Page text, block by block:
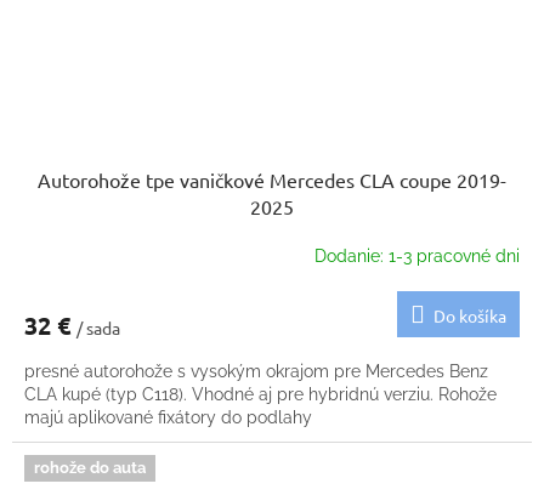
Autorohože tpe vaničkové Mercedes CLA coupe 2019-
2025
Dodanie: 1-3 pracovné dni
32 € / sada
Do košíka
presné autorohože s vysokým okrajom pre Mercedes Benz
CLA kupé (typ C118). Vhodné aj pre hybridnú verziu. Rohože
majú aplikované fixátory do podlahy
rohože do auta